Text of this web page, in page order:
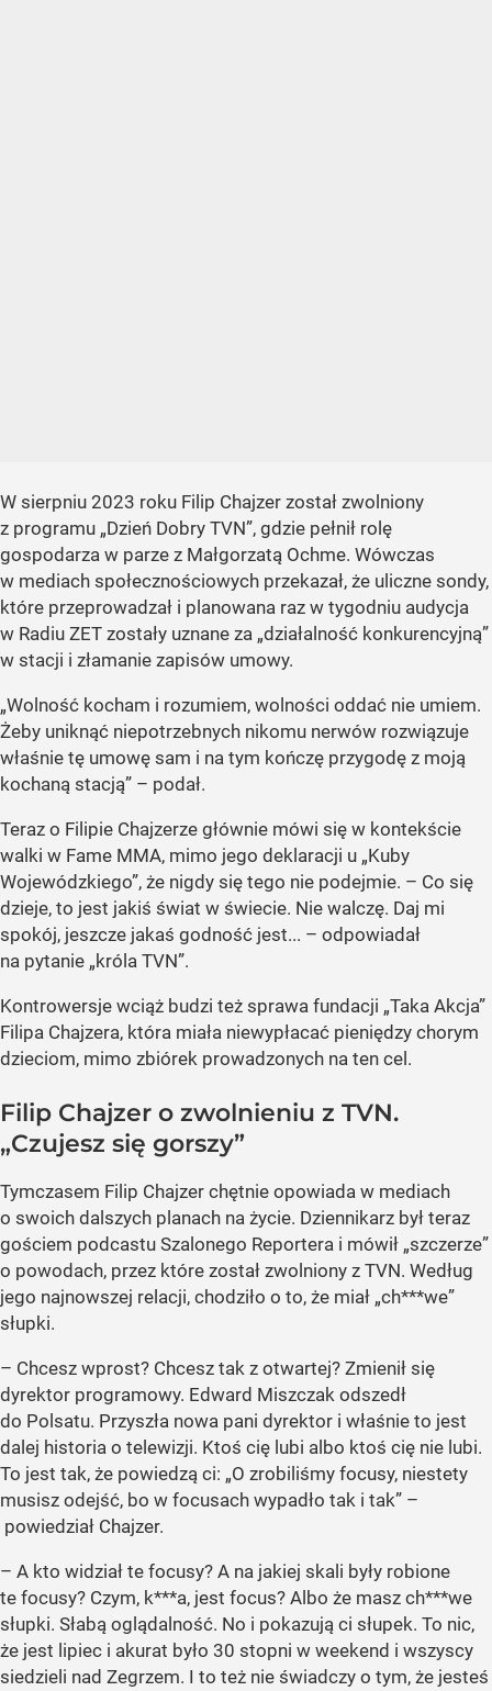
W sierpniu 2023 roku Filip Chajzer został zwolniony
z programu „Dzień Dobry TVN”, gdzie pełnił rolę
gospodarza w parze z Małgorzatą Ochme. Wówczas
w mediach społecznościowych przekazał, że uliczne sondy,
które przeprowadzał i planowana raz w tygodniu audycja
w Radiu ZET zostały uznane za „działalność konkurencyjną”
w stacji i złamanie zapisów umowy.
„Wolność kocham i rozumiem, wolności oddać nie umiem.
Żeby uniknąć niepotrzebnych nikomu nerwów rozwiązuje
właśnie tę umowę sam i na tym kończę przygodę z moją
kochaną stacją” – podał.
Teraz o Filipie Chajzerze głównie mówi się w kontekście
walki w Fame MMA, mimo jego deklaracji u „Kuby
Wojewódzkiego”, że nigdy się tego nie podejmie. – Co się
dzieje, to jest jakiś świat w świecie. Nie walczę. Daj mi
spokój, jeszcze jakaś godność jest... – odpowiadał
na pytanie „króla TVN”.
Kontrowersje wciąż budzi też sprawa fundacji „Taka Akcja”
Filipa Chajzera, która miała niewypłacać pieniędzy chorym
dzieciom, mimo zbiórek prowadzonych na ten cel.
Filip Chajzer o zwolnieniu z TVN.
„Czujesz się gorszy”
Tymczasem Filip Chajzer chętnie opowiada w mediach
o swoich dalszych planach na życie. Dziennikarz był teraz
gościem podcastu Szalonego Reportera i mówił „szczerze”
o powodach, przez które został zwolniony z TVN. Według
jego najnowszej relacji, chodziło o to, że miał „ch***we”
słupki.
– Chcesz wprost? Chcesz tak z otwartej? Zmienił się
dyrektor programowy. Edward Miszczak odszedł
do Polsatu. Przyszła nowa pani dyrektor i właśnie to jest
dalej historia o telewizji. Ktoś cię lubi albo ktoś cię nie lubi.
To jest tak, że powiedzą ci: „O zrobiliśmy focusy, niestety
musisz odejść, bo w focusach wypadło tak i tak” –
powiedział Chajzer.
– A kto widział te focusy? A na jakiej skali były robione
te focusy? Czym, k***a, jest focus? Albo że masz ch***we
słupki. Słabą oglądalność. No i pokazują ci słupek. To nic,
że jest lipiec i akurat było 30 stopni w weekend i wszyscy
siedzieli nad Zegrzem. I to też nie świadczy o tym, że jesteś